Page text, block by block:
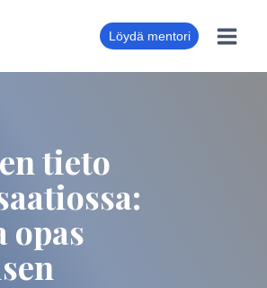
Löydä mentori
tieto
opas